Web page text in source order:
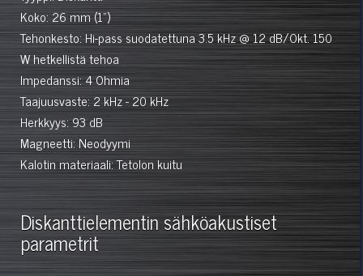
Koko: 26 mm (1")
Tehonkesto: Hi-pass suodatettuna 3.5 kHz @ 12 dB/Okt. 150
W hetkellistä tehoa
Impedanssi: 4 Ohmia
Taajuusvaste: 2 kHz - 20 kHz
Herkkyys: 93 dB
Magneetti: Neodyymi
Kalotin materiaali: Tetolon kuitu
Diskanttielementin sähköakustiset
parametrit